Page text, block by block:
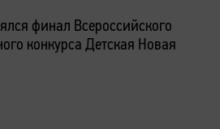
финал Всероссийского
конкурса Детская Новая